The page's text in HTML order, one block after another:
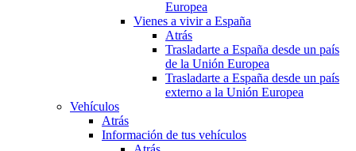
Europea
Vienes a vivir a España
Atrás
Trasladarte a España desde un país
de la Unión Europea
Trasladarte a España desde un país
externo a la Unión Europea
Vehículos
Atrás
Información de tus vehículos